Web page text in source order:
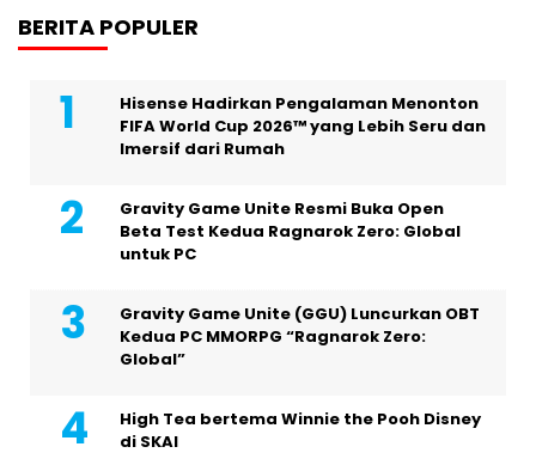
BERITA POPULER
Hisense Hadirkan Pengalaman Menonton
FIFA World Cup 2026™ yang Lebih Seru dan
Imersif dari Rumah
Gravity Game Unite Resmi Buka Open
Beta Test Kedua Ragnarok Zero: Global
untuk PC
Gravity Game Unite (GGU) Luncurkan OBT
Kedua PC MMORPG “Ragnarok Zero:
Global”
High Tea bertema Winnie the Pooh Disney
di SKAI